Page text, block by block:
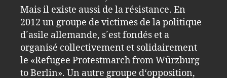
Mais il existe aussi de la résistance. En
2012 un groupe de victimes de la politique
d´asile allemande, s´est fondés et a
organisé collectivement et solidairement
le «Refugee Protestmarch from Würzburg
to Berlin». Un autre groupe d‘opposition,